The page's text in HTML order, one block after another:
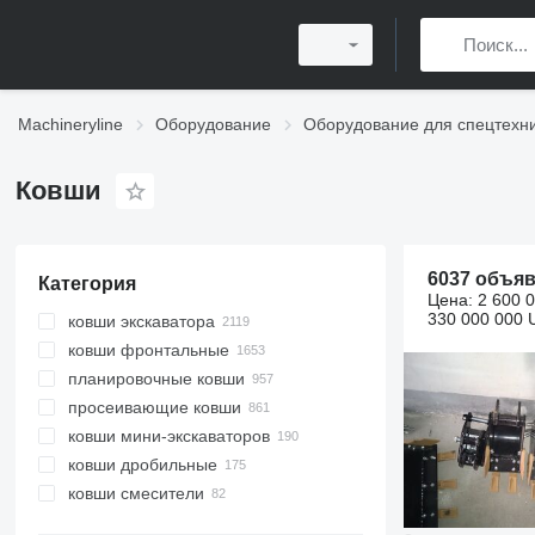
Machineryline Оборудование Оборудование для
Ковши
Категория
ковши экскаватора
ковши фронтальные
планировочные ковши
просеивающие ковши
ковши мини-экскаваторов
ковши дробильные
ковши смесители
6037
Цена: 2 600
330 000 000